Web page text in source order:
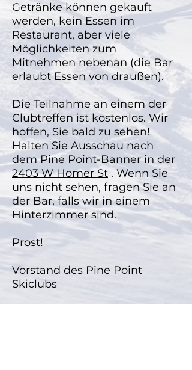
Getränke können gekauft
werden, kein Essen im
Restaurant, aber viele
Möglichkeiten zum
Mitnehmen nebenan (die Bar
erlaubt Essen von draußen).
Die Teilnahme an einem der
Clubtreffen ist kostenlos. Wir
hoffen, Sie bald zu sehen!
Halten Sie Ausschau nach
dem Pine Point-Banner in der
2403 W Homer St . Wenn Sie
uns nicht sehen, fragen Sie an
der Bar, falls wir in einem
Hinterzimmer sind.
Prost!
Vorstand des Pine Point
Skiclubs